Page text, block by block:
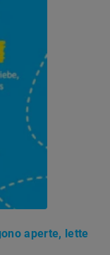
aperte, lette